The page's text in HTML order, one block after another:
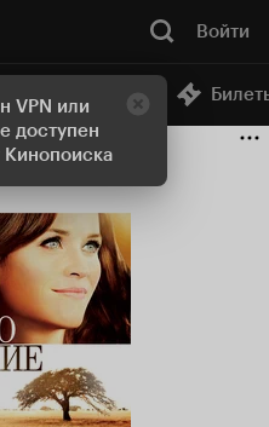
VPN или
доступен
Кинопоиска
Войти
Онлайн-кинотеатр